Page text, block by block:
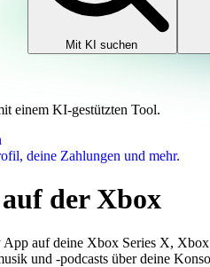
Mit KI suchen
einem KI-gestützten Tool.
deine Zahlungen und mehr.
der Xbox
auf deine Xbox Series X,
und -podcasts über deine